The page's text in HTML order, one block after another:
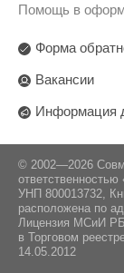
Помощь в
Форма
Вакансии
Информация
© 2002—2026
УНП 800013732,
расположена по
Лицензия МСиИ РБ
в Торговом
14.05.2012